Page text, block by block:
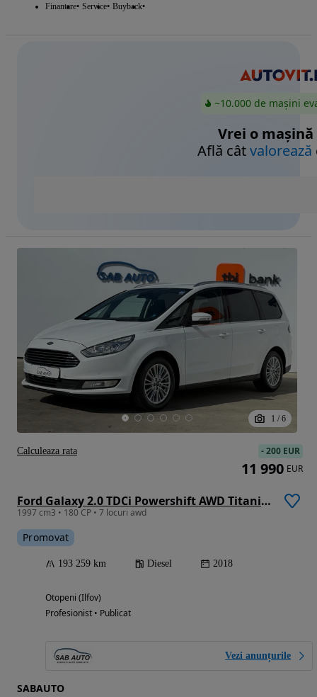
Finantare Service Buyback
~10.000 de mașini
Vrei o mașină
Află câtvalorează
1 / 6
Ford Galaxy 2.0 TDCi Powershift AWD Titanium
1997 cm3 • 180 CP • 7 locuri awd
Promovat
193 259 km Diesel 2018
Otopeni (Ilfov)
Profesionist • Publicat
Vezi anunțurile
SABAUTO
-200 EUR
11 990 EUR
Calculeaza rata